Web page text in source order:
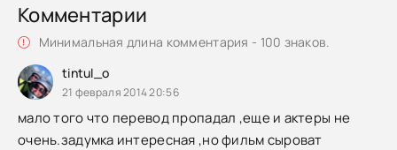
Комментарии
Минимальная длина комментария - 100 знаков.
tintul_o
21 февраля 2014 20:56
мало того что перевод пропадал ,еще и актеры не
очень.задумка интересная ,но фильм сыроват